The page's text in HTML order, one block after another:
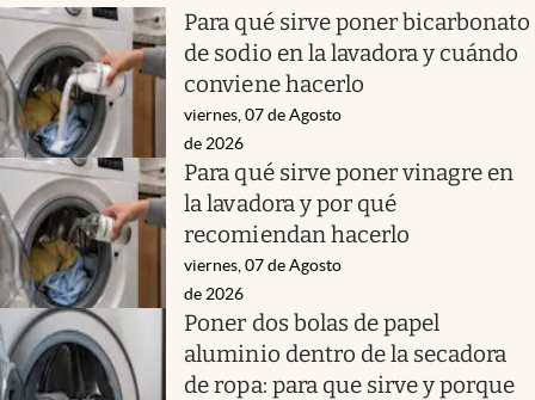
Para qué sirve poner bicarbonato
de sodio en la lavadora y cuándo
conviene hacerlo
viernes, 07 de Agosto
de 2026
Para qué sirve poner vinagre en
la lavadora y por qué
recomiendan hacerlo
viernes, 07 de Agosto
de 2026
Poner dos bolas de papel
aluminio dentro de la secadora
de ropa: para que sirve y porque